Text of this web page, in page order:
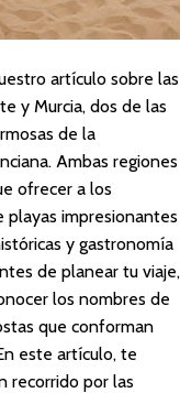
artículo sobre las
y Murcia, dos de las
de la
Ambas regiones
ofrecer a los
playas impresionantes
y gastronomía
de planear tu viaje,
los nombres de
que conforman
este artículo, te
recorrido por las